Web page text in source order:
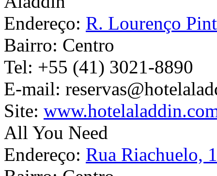
Endereço: R. Lourenço
Bairro: Centro
Tel: +55 (41) 3021-8890
E-mail:
Site:
All You Need
Endereço: Rua Riachuelo,